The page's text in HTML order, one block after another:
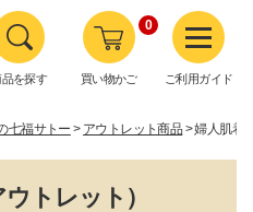
を探す 買い物かご
0
ご利用ガイド
七福サトー アウトレット商品 婦人肌着
トレット）